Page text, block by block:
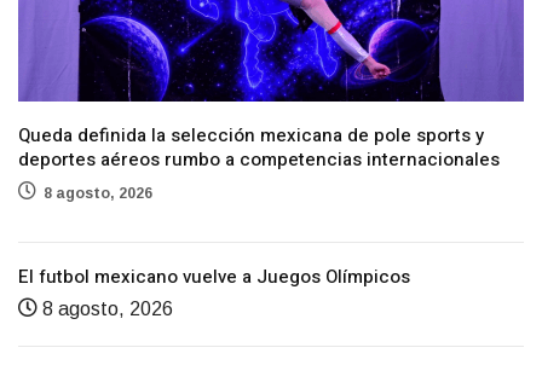
Queda definida la selección mexicana de pole sports y
deportes aéreos rumbo a competencias internacionales
8 agosto, 2026
El futbol mexicano vuelve a Juegos Olímpicos
8 agosto, 2026